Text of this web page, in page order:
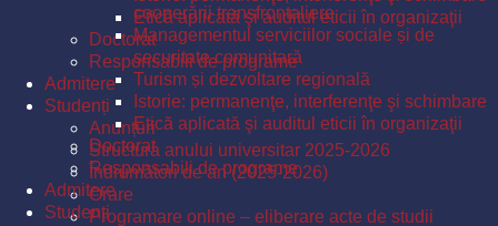
Etică aplicată şi auditul eticii în organizaţii
Doctorat
Responsabili de programe
Admitere
Studenți
Anunțuri
Structura anului universitar 2025-2026
Îndrumători de an (2025-2026)
Orare
Programare online – eliberare acte de studii
cooperării transfrontaliere
Managementul serviciilor sociale și de
securitate comunitară
Turism și dezvoltare regională
Istorie: permanenţe, interferenţe şi schimbare
Etică aplicată şi auditul eticii în organizaţii
Doctorat
Responsabili de programe
Admitere
Studenți